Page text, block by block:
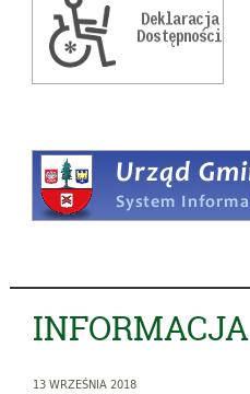
INFORMACJA
13 WRZEŚNIA 2018